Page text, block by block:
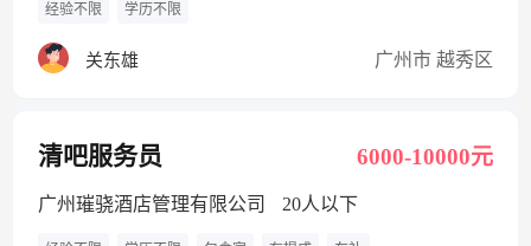
经验不限 学历不限
关东雄 广州市 越秀区
清吧服务员 6000-10000元
广州璀骁酒店管理有限公司 20人以下